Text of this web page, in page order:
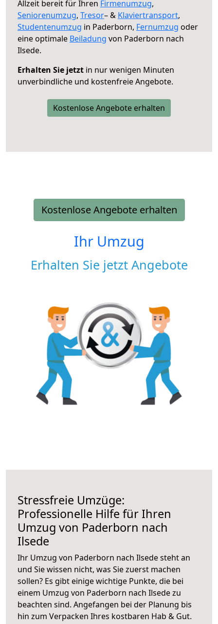
Allzeit bereit für Ihren Firmenumzug,
Seniorenumzug, Tresor– & Klaviertransport,
Studentenumzug in Paderborn, Fernumzug oder
eine optimale Beiladung von Paderborn nach
Ilsede.
Erhalten Sie jetzt in nur wenigen Minuten
unverbindliche und kostenfreie Angebote.
Kostenlose Angebote erhalten
Kostenlose Angebote erhalten
Ihr Umzug
Erhalten Sie jetzt Angebote
Stressfreie Umzüge:
Professionelle Hilfe für Ihren
Umzug von Paderborn nach
Ilsede
Ihr Umzug von Paderborn nach Ilsede steht an
und Sie wissen nicht, was Sie zuerst machen
sollen? Es gibt einige wichtige Punkte, die bei
einem Umzug von Paderborn nach Ilsede zu
beachten sind. Angefangen bei der Planung bis
hin zum Verpacken Ihres kostbaren Hab & Gut.